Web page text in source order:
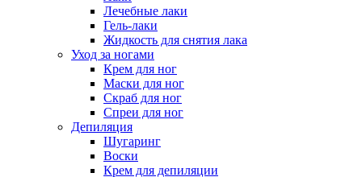
Лечебные лаки
Гель-лаки
Жидкость для снятия лака
Уход за ногами
Крем для ног
Маски для ног
Скраб для ног
Спреи для ног
Депиляция
Шугаринг
Воски
Крем для депиляции